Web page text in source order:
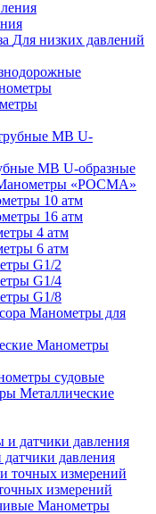
Для низких давлений
МВ U-образные
«РОСМА»
10 атм
16 атм
4 атм
6 атм
G1/2
G1/4
G1/8
Манометры для
Манометры
судовые
Металлические
давления
измерений
Манометры